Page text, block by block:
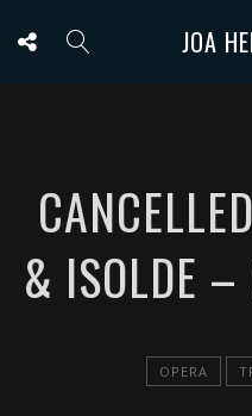
JOA
& ISOLDE –
OPERA